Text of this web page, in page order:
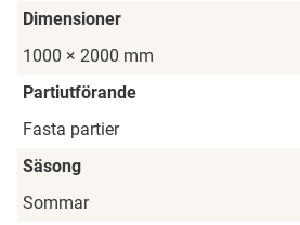
Dimensioner
1000 × 2000 mm
Partiutförande
Fasta partier
Säsong
Sommar